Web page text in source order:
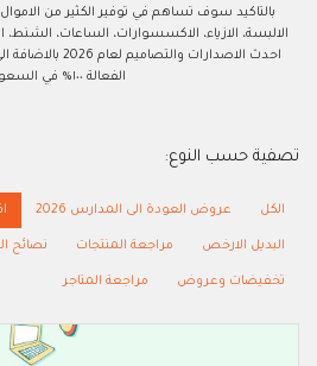
بالتاكيد سوف تساهم في توفير الكثير من
الالبسة، الازياء، الاكسسوارات، الساعات، الشنط،
احدث الاصدارات
الفعالة ١٠٠% في السعودية.
تصفية حسب النوع:
الكل عروض العودة الى المدارس 2026
البديل الارخص مراجعة المنتجات نصائح
تخفيضات وعروض مراجعة المتاجر